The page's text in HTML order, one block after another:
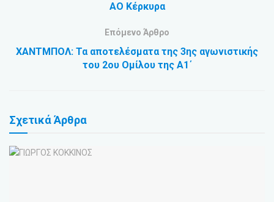
ΑΟ Κέρκυρα
Επόμενο Άρθρο
ΧΑΝΤΜΠΟΛ: Τα αποτελέσματα της 3ης αγωνιστικής
του 2ου Ομίλου της Α1΄
ΣχετικάΆρθρα